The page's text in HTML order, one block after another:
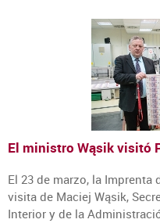
El ministro Wąsik visitó
El 23 de marzo, la
visita de Maciej Wąsik,
Interior y de la